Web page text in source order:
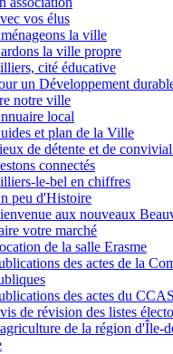
vos élus
la ville
la ville propre
cité éducative
un Développement
notre ville
local
et plan de la Ville
de détente et de
connectés
le-bel en chiffres
peu d'Histoire
aux nouveaux
votre marché
de la salle Erasme
des actes de la
des actes du CCAS
de révision des listes
de la région d'Île-